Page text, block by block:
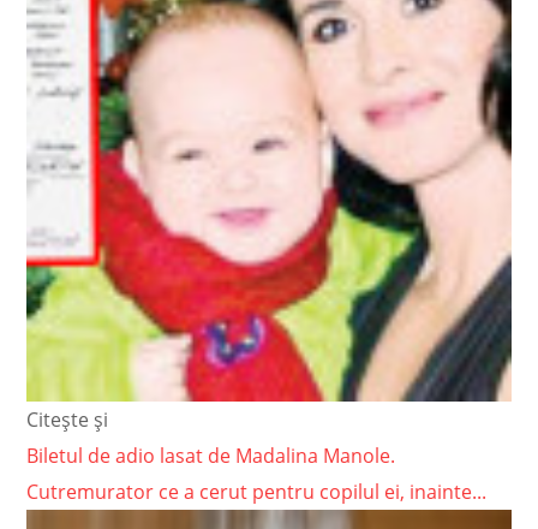
Citește și
Biletul de adio lasat de Madalina Manole.
Cutremurator ce a cerut pentru copilul ei, inainte...